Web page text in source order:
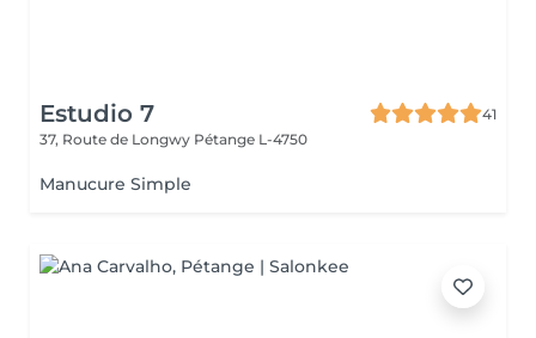
Estudio 7
41
37, Route de Longwy Pétange L-4750
Manucure Simple